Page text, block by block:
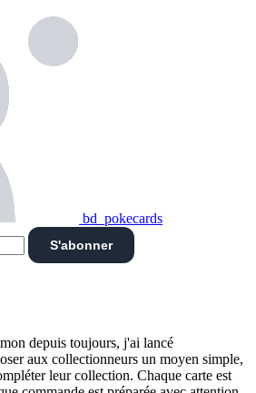
bd_pokecards
S'abonner
depuis toujours, j'ai lancé
aux collectionneurs un moyen simple,
leur collection. Chaque carte est